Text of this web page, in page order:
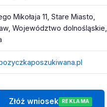
Mikołaja 11, Stare Miasto,
Województwo dolnośląskie,
Złóż wniosek REKLAMA